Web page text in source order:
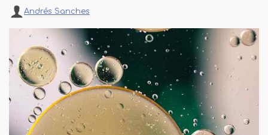
Andrés Sanches